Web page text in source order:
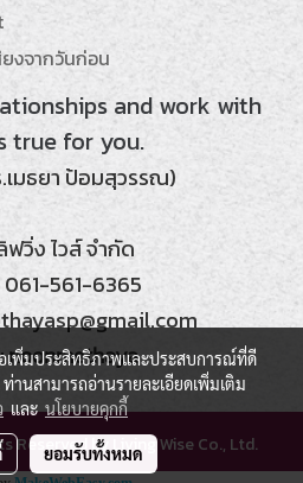
งจากวันก่อน
and work with
true for you.
มธยา ป้อมสุวรรณ)
วิ่ง ไวส์ จำกัด
061-561-6365
noonmethaya
Reserved by Living Wise Co., Ltd.
อเพิ่มประสิทธิภาพและประสบการณ์ที่ดี
านสามารถอ่านรายละเอียดเพิ่มเติม
และนโยบายคุกกี้
ยอมรับทั้งหมด